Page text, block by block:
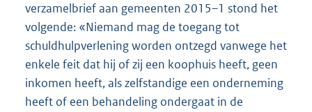
verzamelbrief aan gemeenten 2015–1 stond het
volgende: «Niemand mag de toegang tot
schuldhulpverlening worden ontzegd vanwege het
enkele feit dat hij of zij een koophuis heeft, geen
inkomen heeft, als zelfstandige een onderneming
heeft of een behandeling ondergaat in de